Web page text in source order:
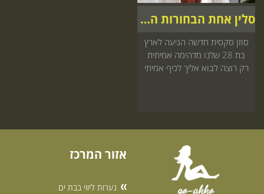
סלין אחת הבחורות הכי יפות בישראל
סוזן סקסית חדשה הגיעה לארץ
בת 28 שלנו מדהימה אמיתית
רק רוצה לבוא אליך לכיף אמיתי
go-akko
אזור המרכז
נערות ליווי בבת ים